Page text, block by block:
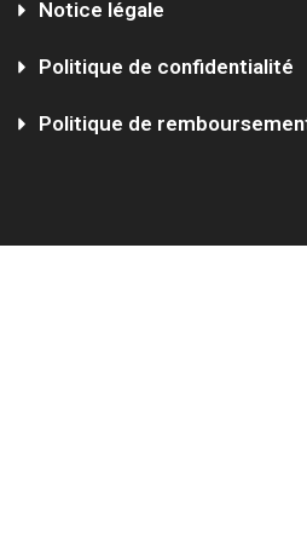
Notice légale
Politique de confidentialité
Politique de